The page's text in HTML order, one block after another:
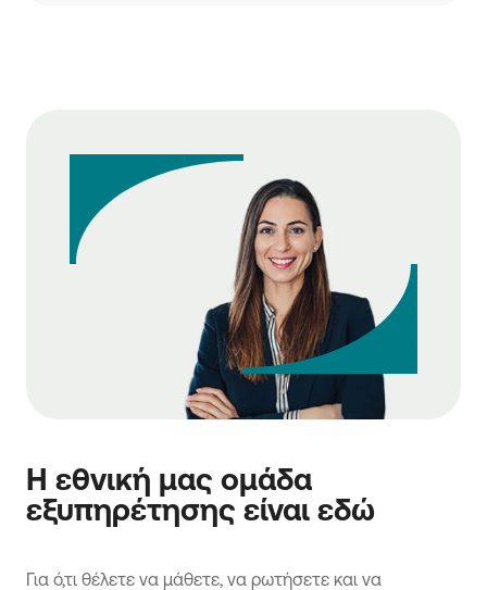
Η εθνική μας ομάδα
εξυπηρέτησης είναι εδώ
Για ό,τι θέλετε να μάθετε, να ρωτήσετε και να